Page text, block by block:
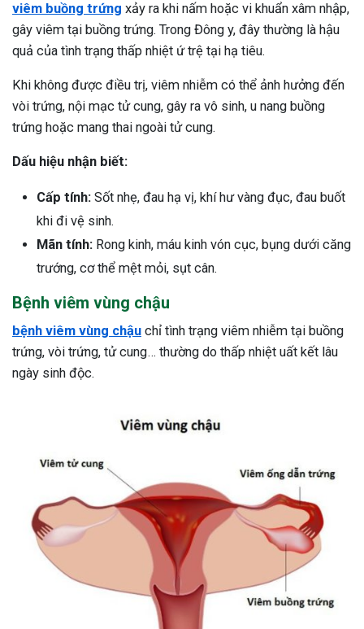
viêm buồng trứng xảy ra khi nấm hoặc vi khuẩn xâm nhập,
gây viêm tại buồng trứng. Trong Đông y, đây thường là hậu
quả của tình trạng thấp nhiệt ứ trệ tại hạ tiêu.
Khi không được điều trị, viêm nhiễm có thể ảnh hưởng đến
vòi trứng, nội mạc tử cung, gây ra vô sinh, u nang buồng
trứng hoặc mang thai ngoài tử cung.
Dấu hiệu nhận biết:
Cấp tính: Sốt nhẹ, đau hạ vị, khí hư vàng đục, đau buốt
khi đi vệ sinh.
Mãn tính: Rong kinh, máu kinh vón cục, bụng dưới căng
trướng, cơ thể mệt mỏi, sụt cân.
Bệnh viêm vùng chậu
bệnh viêm vùng chậu chỉ tình trạng viêm nhiễm tại buồng
trứng, vòi trứng, tử cung… thường do thấp nhiệt uất kết lâu
ngày sinh độc.